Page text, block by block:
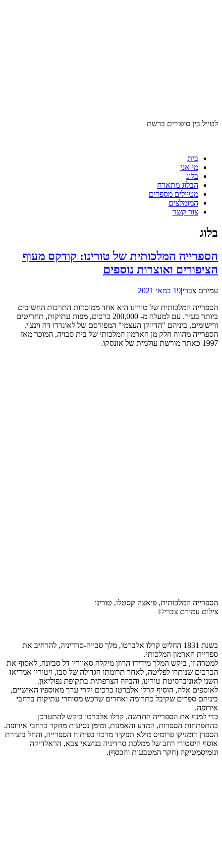
לטייל בין סיפורים ברשת
בית
מי אני
בלוג
הבלוג מתארח
מטיילים מספרים
המומלצים
צור קשר
בלוג
הספרייה המלכותית של טורינו: קודקס מעוף
הציפורים ואוצרות נוספים
עמירם צברי|19 במאי 2021
הספרייה המלכותית של טורינו היא אחד ממוסדות התרבות החשובים
ביותר בעיר. עם למעלה מ- 200,000 כרכים, מפות עתיקות, תחריטים
ורישומים, ביניהם "הדיוקן העצמי" המפורסם של לאונרדו דה וינצ'י.
הספרייה מהווה חלק מן הארמון המלכותי של בית סבויה, המוכר מאז
1997 כאתר מורשת עולמית של אונסקו.
הספרייה המלכותית, פיאצה קסטלו, טורינו
צילום עמירם צברי©
בשנת 1831 החליט קרלו אלברטו, מלך סבויה-סרדיניה, להרחיב את
ספריית הארמון המלכותי.
למטרה זו, ביקש המלך מידידו הרוזן מיקלה סאווריו דל סביונה, לאסוף את
הכרכים שנותרו לפליטה, לאחר תרומתו הגדולה של סבו, ויטוריו אמדיאו
השני לאוניברסיטת טורינו, והביזה הצרפתית בתקופת נפוליאון.
לאוספים אלה, הוסיף קרלו אלברטו כרכים יקרי ערך מאוספיו האישיים,
ביניהם ספרים שקיבל כתרומה ואחרים שרכש מסוחרי עתיקות ברחבי
אירופה.
כדי למנף את הספרייה החדשה, קרלו אלברטו ביקש להתעדכן
בהתפתחות הספרות, המדע והאמנות, ומימן נסיעות מחקר ברחבי אירופה.
הספרן דומניקו פרומיס מילא תפקיד מרכזי בפיתוח הספרייה, והחל ביצירת
אוסף היסטורי רחב של ממלכת סרדיניה בנושאי צבא, הראלדיקה
ונוּמִיסְמַטִיקַה (חקר המטבעות והכסף).